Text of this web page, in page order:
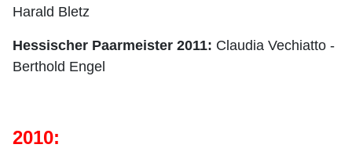
Harald Bletz
Hessischer Paarmeister 2011: Claudia Vechiatto -
Berthold Engel
2010: